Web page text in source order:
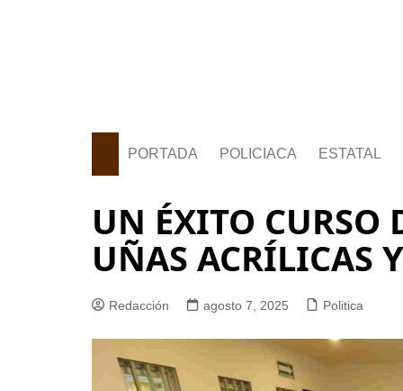
PORTADA POLICIACA ESTATAL
UN ÉXITO CURSO
UÑAS ACRÍLICAS
Redacción agosto 7, 2025 Politica